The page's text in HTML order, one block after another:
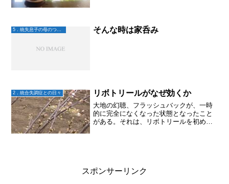
定通り。宿がどこになるか...
5．統失息子の母のつぶやき そんな時は家呑み
2．統合失調症との日々 リボトリールがなぜ効くか
大地の幻聴、フラッシュバックが、一時
的に完全になくなった状態となったこと
がある。それは、リボトリールを初めて
スポンサーリンク